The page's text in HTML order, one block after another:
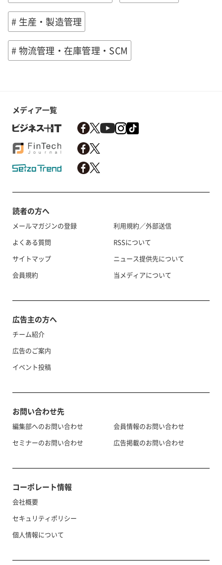
# 生産・製造管理
# 物流管理・在庫管理・SCM
メディア一覧
読者の方へ
メールマガジンの登録
よくある質問
サイトマップ
会員規約
利用規約／外部送信
RSSについて
ニュース提供先について
当メディアについて
広告主の方へ
チーム紹介
広告のご案内
イベント投稿
お問い合わせ先
編集部へのお問い合わせ
セミナーのお問い合わせ
会員情報のお問い合わせ
広告掲載のお問い合わせ
コーポレート情報
会社概要
セキュリティポリシー
個人情報について